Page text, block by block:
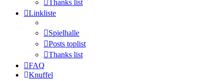
Thanks list
Linkliste
Spielhalle
Posts toplist
Thanks list
FAQ
Knuffel